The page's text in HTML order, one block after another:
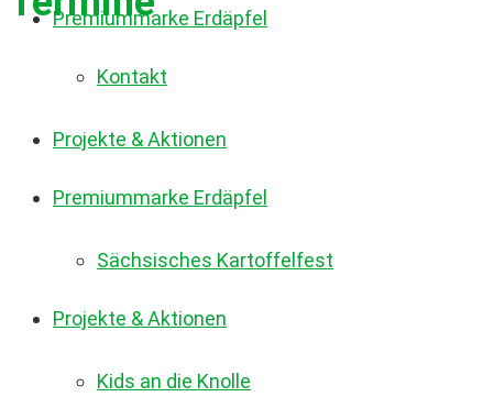
Premiummarke Erdäpfel
Projekte & Aktionen
Sächsisches Kartoffelfest
Kids an die Knolle
Kontakt
Premiummarke Erdäpfel
Projekte & Aktionen